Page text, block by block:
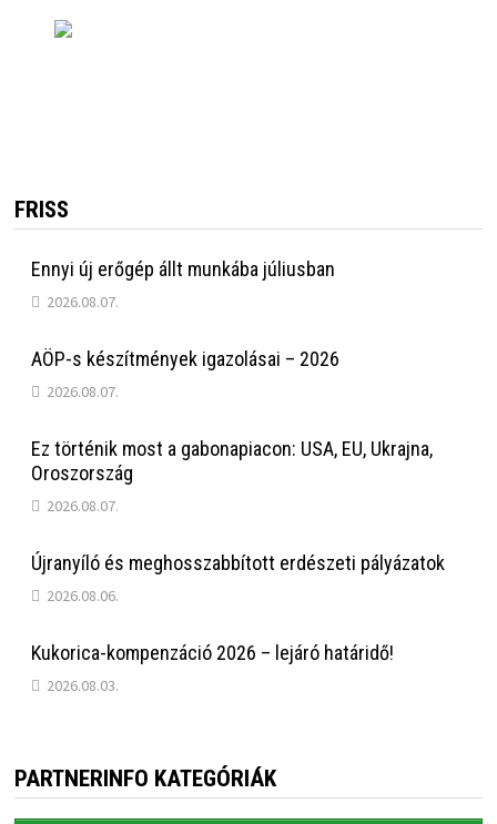
FRISS
Ennyi új erőgép állt munkába júliusban
2026.08.07.
AÖP-s készítmények igazolásai – 2026
2026.08.07.
Ez történik most a gabonapiacon: USA, EU, Ukrajna,
Oroszország
2026.08.07.
Újranyíló és meghosszabbított erdészeti pályázatok
2026.08.06.
Kukorica-kompenzáció 2026 – lejáró határidő!
2026.08.03.
PARTNERINFO KATEGÓRIÁK